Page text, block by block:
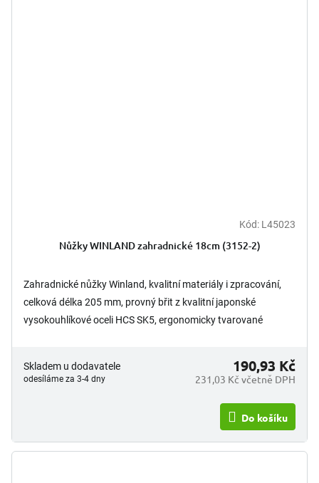
Kód: L45023
Nůžky WINLAND zahradnické 18cm (3152-2)
Zahradnické nůžky Winland, kvalitní materiály i zpracování,
celková délka 205 mm, provný břit z kvalitní japonské
vysokouhlíkové oceli HCS SK5, ergonomicky tvarované
Skladem u dodavatele
odesíláme za 3-4 dny 231,03 Kč včetně DPH
190,93 Kč
Do košíku